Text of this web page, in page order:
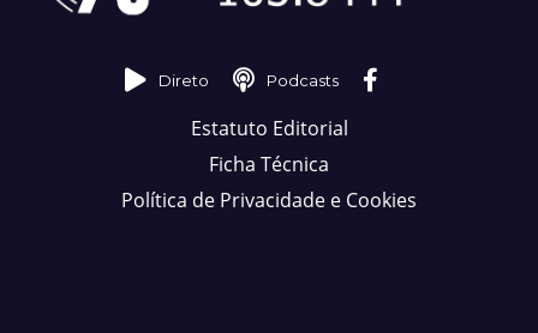
Direto Podcasts
Estatuto Editorial
Ficha Técnica
Política de Privacidade e Cookies